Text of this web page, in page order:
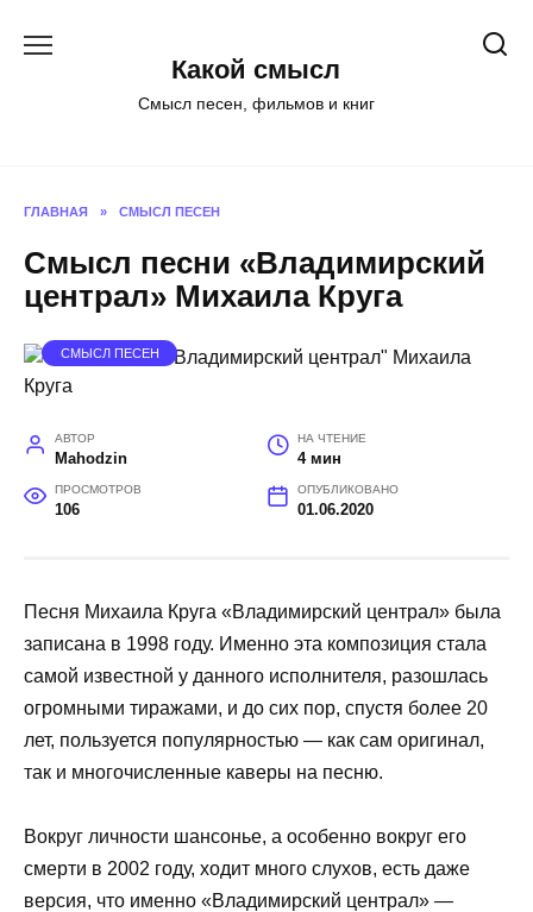
Какой смысл
Смысл песен, фильмов и книг
ГЛАВНАЯ » СМЫСЛ ПЕСЕН
Смысл песни «Владимирский
централ» Михаила Круга
СМЫСЛ ПЕСЕН
АВТОР
Mahodzin
НА ЧТЕНИЕ
4 мин
ПРОСМОТРОВ
106
ОПУБЛИКОВАНО
01.06.2020
Песня Михаила Круга «Владимирский централ» была
записана в 1998 году. Именно эта композиция стала
самой известной у данного исполнителя, разошлась
огромными тиражами, и до сих пор, спустя более 20
лет, пользуется популярностью — как сам оригинал,
так и многочисленные каверы на песню.
Вокруг личности шансонье, а особенно вокруг его
смерти в 2002 году, ходит много слухов, есть даже
версия, что именно «Владимирский централ» —